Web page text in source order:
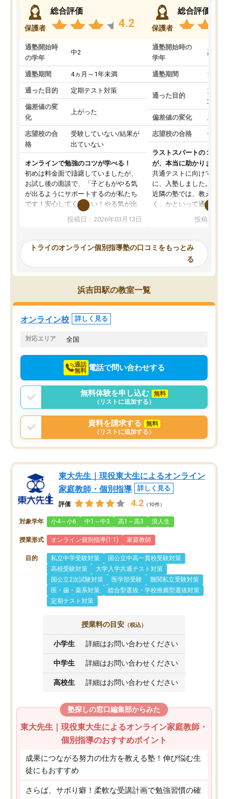
保護者
総合評価
4.2
通塾開始時
の学年
中2
通塾期間 4ヵ月～1年未満
通った目的 定期テスト対策
偏差値の変
化
上がった
志望校の合
格
受験していない/結果が
出ていない
オンラインで勉強のコツが学べる！
初めは料金面で躊躇していましたが、
お試し後の面談で、「子どもがやる気
が出るようにサポートするのが私たち
です！安心してください！やる気が出
ないのは私たち講師の責任です」と言
ってくださり、確かに！と考えて、思
ったんですが、学生の先生から学ぶこ
み、徐々に成績が上がったらいいなと
思っていました。何が今足りないのか
を的確に指導いただき、子どももびっ
くりするほど楽しんでやる気を持って
塾を受けています。狙い通り、少しず
つ成績も上がり、苦手意識も無くなっ
てきたので、さらに苦手な数学も追加
でお願いしました。来年の高校受験に
投稿日：2026年03月13日
保護者
総合評価
通塾開始時の
学年
高3
通塾期間 1～3
通った目的
大学
対策
偏差値の変化
志望校の合格 合格
ラストスパートの１か月
が、本当に助かりました
共通テストに向けての追
に、入塾しました。田舎
近隣の塾では、教えても
く、かといって通うには
可能なので本当に助か
らないところをピンポイ
頂いて、とてもわかり
していました。一生を
スト、多少お金がかかっ
投稿日：
トライのオンライン個別指導塾の口コミをもっとみ
る
浜吉田駅の教室一覧
オンライン校 詳しく見る
対応エリア 全国
通話
無料 電話で問い合わせする
無料体験を申し込む
無料
（リストに追加する）
資料を請求する
無料
（リストに追加する）
東大先生｜現役東大生によるオンライン
家庭教師・個別指導
詳しく見る
評価 4.2 （10件）
対象学年 小4～小6 中1～中3 高1～高3 浪人生
授業形式 オンライン個別指導(1:1) 家庭教師
目的 私立中学受験対策
国公立中高一貫校受験対策
高校受験対策
大学入学共通テスト対策
国公立2次試験対策
医学部受験
難関私立受験対策
医・歯・薬系対策
総合型選抜・学校推薦型選抜対策
定期テスト対策
授業料の目安 （税込）
小学生 詳細はお問い合わせください
中学生 詳細はお問い合わせください
高校生 詳細はお問い合わせください
塾探しの窓口編集部からみた
東大先生｜現役東大生によるオンライン家庭教師・
個別指導のおすすめポイント
成果につながる努力の仕方を教える塾！伸び悩む生
徒にもおすすめ
さらば、サボり癖！柔軟な受講計画で勉強習慣の確